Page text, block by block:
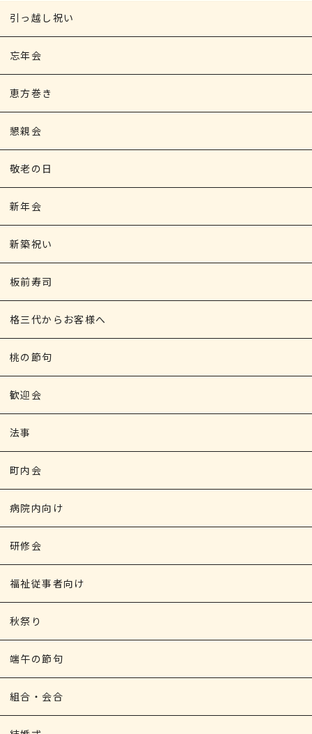
引っ越し祝い
忘年会
恵方巻き
懇親会
敬老の日
新年会
新築祝い
板前寿司
格三代からお客様へ
桃の節句
歓迎会
法事
町内会
病院内向け
研修会
福祉従事者向け
秋祭り
端午の節句
組合・会合